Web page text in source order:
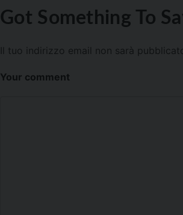
Got Something To
Il tuo indirizzo email non sarà
Your comment